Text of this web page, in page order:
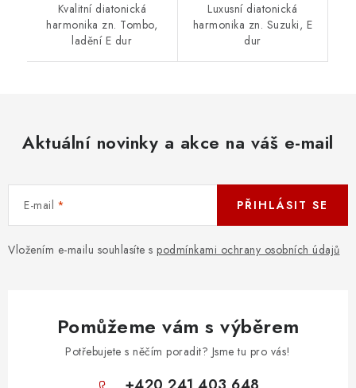
Kvalitní diatonická
harmonika zn. Tombo,
ladění E dur
Luxusní diatonická
harmonika zn. Suzuki, E
dur
Aktuální novinky a akce na váš e-mail
E-mail
Vložením e-mailu souhlasíte s podmínkami ochrany osobních údajů
PŘIHLÁSIT SE
Pomůžeme vám s výběrem
Potřebujete s něčím poradit? Jsme tu pro vás!